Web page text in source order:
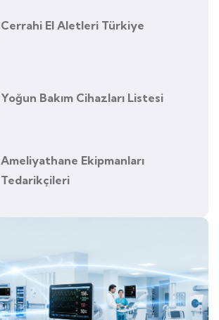
Cerrahi El Aletleri Türkiye
Yoğun Bakım Cihazları Listesi
Ameliyathane Ekipmanları
Tedarikçileri